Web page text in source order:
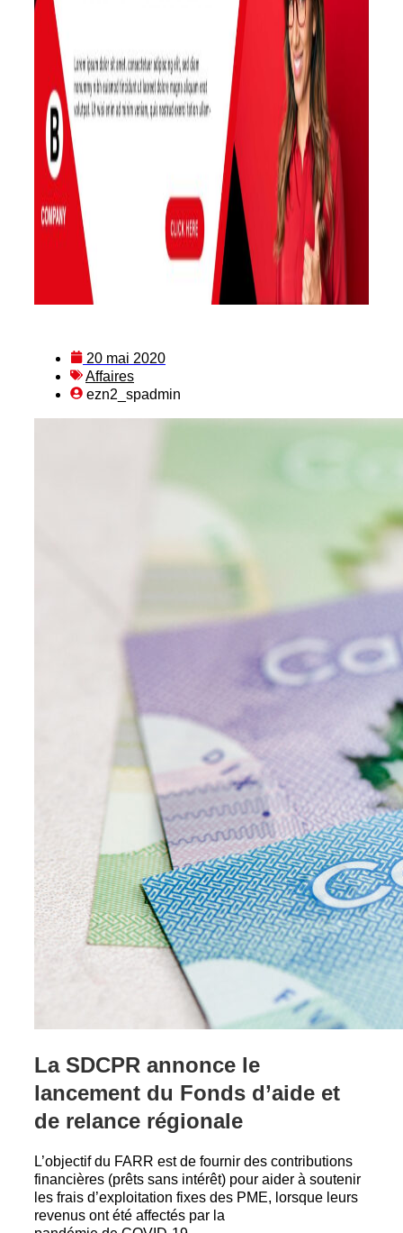
20 mai 2020
Affaires
ezn2_spadmin
La SDCPR annonce le
lancement du Fonds d’aide et
de relance régionale
L’objectif du FARR est de fournir des contributions
financières (prêts sans intérêt) pour aider à soutenir
les frais d’exploitation fixes des PME, lorsque leurs
revenus ont été affectés par la